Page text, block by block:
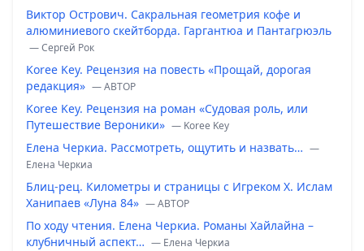
Виктор Острович. Сакральная геометрия кофе и
алюминиевого скейтборда. Гаргантюа и Пантагрюэль
— Сергей Рок
Koree Key. Рецензия на повесть «Прощай, дорогая
редакция» — ABTOP
Koree Key. Рецензия на роман «Судовая роль, или
Путешествие Вероники» — Koree Key
Елена Черкиа. Рассмотреть, ощутить и назвать… —
Елена Черкиа
Блиц-рец. Километры и страницы с Игреком Х. Ислам
Ханипаев «Луна 84» — ABTOP
По ходу чтения. Елена Черкиа. Романы Хайлайна –
клубничный аспект… — Елена Черкиа